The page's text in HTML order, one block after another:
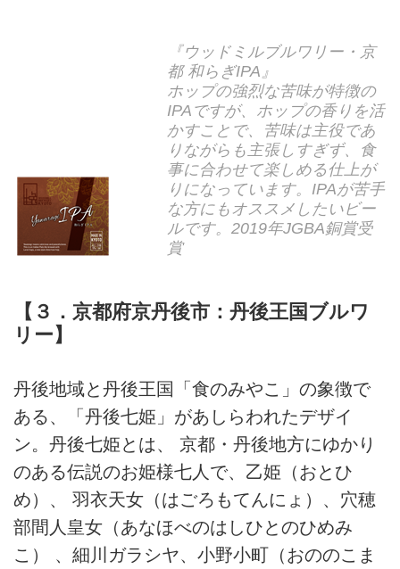
『ウッドミルブルワリー・京
都 和らぎIPA』
ホップの強烈な苦味が特徴の
IPAですが、ホップの香りを活
かすことで、苦味は主役であ
りながらも主張しすぎず、食
事に合わせて楽しめる仕上が
りになっています。IPAが苦手
な方にもオススメしたいビー
ルです。2019年JGBA銅賞受
賞
【３．京都府京丹後市：丹後王国ブルワ
リー】
丹後地域と丹後王国「食のみやこ」の象徴で
ある、「丹後七姫」があしらわれたデザイ
ン。丹後七姫とは、 京都・丹後地方にゆかり
のある伝説のお姫様七人で、乙姫（おとひ
め）、 羽衣天女（はごろもてんにょ）、穴穂
部間人皇女（あなほべのはしひとのひめみ
こ） 、細川ガラシヤ、小野小町（おののこま